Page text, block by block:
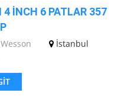
4 İNCH 6 PATLAR 357
İstanbul